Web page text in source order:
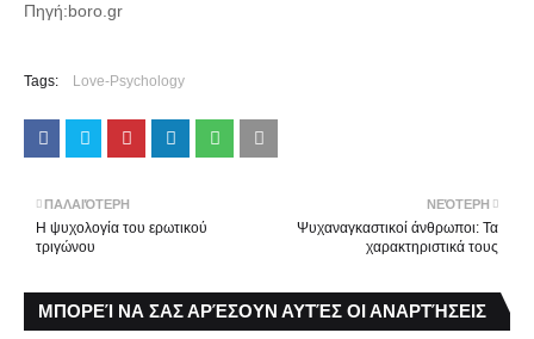
Πηγή:boro.gr
Tags: Love-Psychology
ΝΕΌΤΕΡΗ
Ψυχαναγκαστικοί άνθρωποι: Τα
χαρακτηριστικά τους
ΠΑΛΑΙΌΤΕΡΗ
Η ψυχολογία του ερωτικού
τριγώνου
ΜΠΟΡΕΊ ΝΑ ΣΑΣ ΑΡΈΣΟΥΝ ΑΥΤΈΣ ΟΙ ΑΝΑΡΤΉΣΕΙΣ